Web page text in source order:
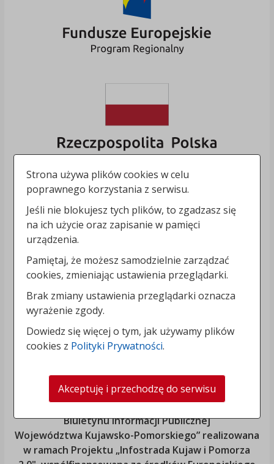
„Rozbudowa i modernizacja Systemu Regionalnego
Biuletynu Informacji Publicznej
Województwa Kujawsko-Pomorskiego” realizowana
w ramach Projektu „Infostrada Kujaw i Pomorza
Strona używa plików cookies w celu
poprawnego korzystania z serwisu.
Jeśli nie blokujesz tych plików, to zgadzasz się
na ich użycie oraz zapisanie w pamięci
urządzenia.
Pamiętaj, że możesz samodzielnie zarządzać
cookies, zmieniając ustawienia przeglądarki.
Brak zmiany ustawienia przeglądarki oznacza
wyrażenie zgody.
Dowiedz się więcej o tym, jak używamy plików
cookies z Polityki Prywatności.
Akceptuję i przechodzę do serwisu